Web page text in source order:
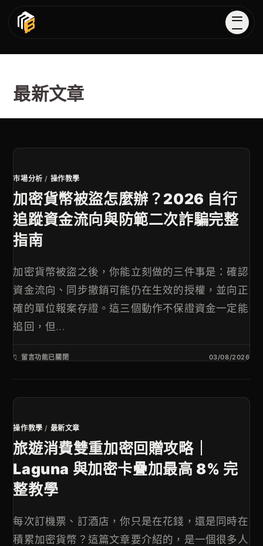
最新文章
市場分析 / 操作教學
加密貨幣被盜怎麼辦？2026 自行
追蹤資金流向與防範二次詐騙完整
指南
加密貨幣被盜之後，你能立刻做的三件事是：確認
資金流向、同步撤銷可能仍在生效的授權，並向正
確的單位報案存證。這三個動作不保證資金一定能
追回，但...
留言功能已關閉 03/08/2026
操作教學 / 最新文章
旅遊消費雙重加密回贈攻略｜
Laguna 與加密卡疊加最高 8% 完
整教學
每次訂機票、訂酒店，你只是在花錢，還是同時在
積累加密貨幣？這篇文章要介紹的，是一個很多人